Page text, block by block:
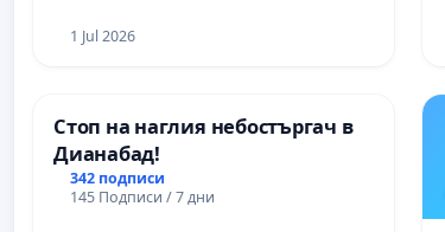
1 Jul 2026
Стоп на наглия небостъргач в
Дианабад!
342 подписи
145 Подписи / 7 дни